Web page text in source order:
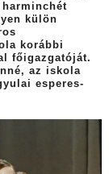
harminchét
külön
korábbi
főigazgatóját.
az iskola
esperes-